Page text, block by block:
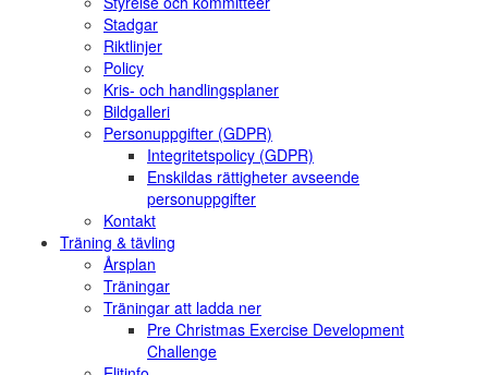
Stadgar
Riktlinjer
Policy
Kris- och handlingsplaner
Bildgalleri
Personuppgifter (GDPR)
Integritetspolicy (GDPR)
Enskildas rättigheter avseende
personuppgifter
Kontakt
Träning & tävling
Årsplan
Träningar
Träningar att ladda ner
Pre Christmas Exercise Development
Challenge